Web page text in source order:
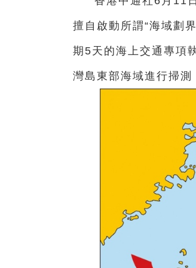
擅自啟動所謂“海域劃
期5天的海上交通專項
灣島東部海域進行掃測